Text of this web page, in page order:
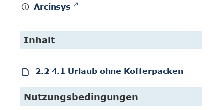
Arcinsys
Inhalt
2.2 4.1 Urlaub ohne Kofferpacken
Nutzungsbedingungen